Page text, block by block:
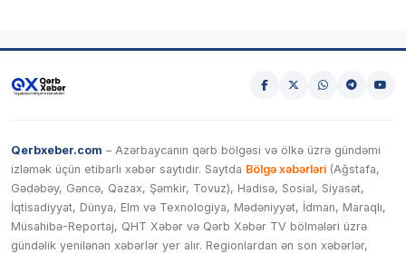
Qerbxeber.com – Azərbaycanın qərb bölgəsi və ölkə üzrə gündəmi
izləmək üçün etibarlı xəbər saytıdır. Saytda Bölgə xəbərləri (Ağstafa,
Gədəbəy, Gəncə, Qazax, Şəmkir, Tovuz), Hadisə, Sosial, Siyasət,
İqtisadiyyat, Dünya, Elm və Texnologiya, Mədəniyyət, İdman, Maraqlı,
Müsahibə-Reportaj, QHT Xəbər və Qərb Xəbər TV bölmələri üzrə
gündəlik yenilənən xəbərlər yer alır. Regionlardan ən son xəbərlər,